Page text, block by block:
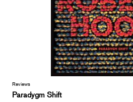
Reviews
Paradygm Shift